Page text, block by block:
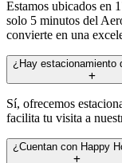
Estamos ubicados en
solo 5 minutos del
convierte en una
¿Hay estacionamiento
Sí, ofrecemos
facilita tu visita a
¿Cuentan con Happy